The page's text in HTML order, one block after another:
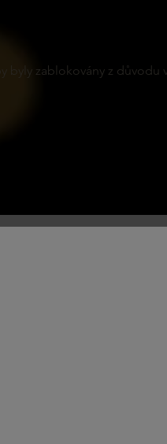
byly zablokovány z důvodu